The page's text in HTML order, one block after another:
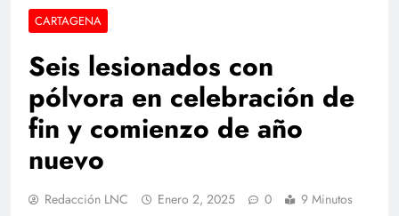
CARTAGENA
Seis lesionados con
pólvora en celebración de
fin y comienzo de año
nuevo
Redacción LNC Enero 2, 2025 0 9 Minutos